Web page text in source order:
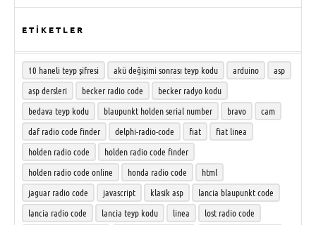
ETİKETLER
10 haneli teyp şifresi akü değişimi sonrası teyp kodu arduino
asp
asp dersleri
becker radio code
becker radyo kodu
bedava teyp kodu
blaupunkt holden serial number bravo
cam
daf radio code finder
delphi-radio-code fiat
fiat linea
holden radio code
holden radio code finder
holden radio code online
honda radio code
html
jaguar radio code
javascript klasik asp
lancia blaupunkt code
lancia radio code
lancia teyp kodu linea
lost radio code